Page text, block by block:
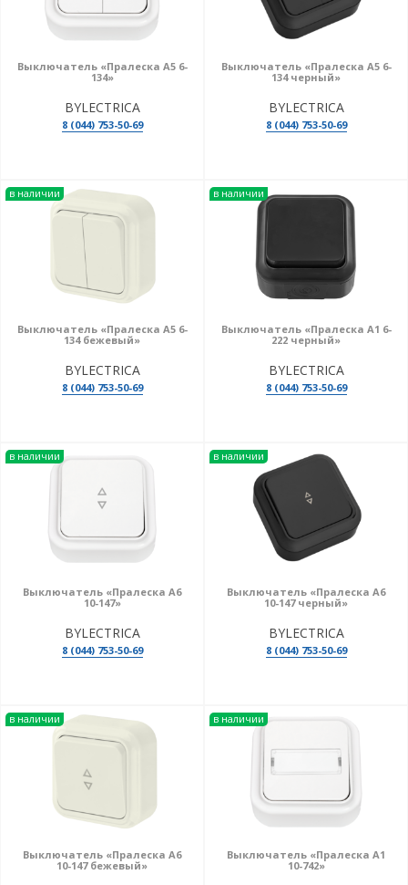
Выключатель «Пралеска А5 6-
134»
BYLECTRICA
8 (044) 753-50-69
Выключатель «Пралеска А5 6-
134 черный»
BYLECTRICA
8 (044) 753-50-69
в наличии
Выключатель «Пралеска А5 6-
134 бежевый»
BYLECTRICA
8 (044) 753-50-69
в наличии
Выключатель «Пралеска А1 6-
222 черный»
BYLECTRICA
8 (044) 753-50-69
в наличии
Выключатель «Пралеска А6
10-147»
BYLECTRICA
8 (044) 753-50-69
в наличии
Выключатель «Пралеска А6
10-147 черный»
BYLECTRICA
8 (044) 753-50-69
в наличии
Выключатель «Пралеска А6
10-147 бежевый»
в наличии
Выключатель «Пралеска А1
10-742»